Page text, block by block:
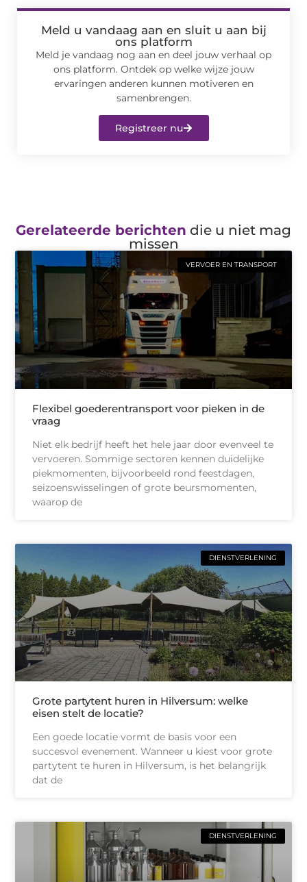
Meld u vandaag aan en sluit u aan bij
ons platform
Meld je vandaag nog aan en deel jouw verhaal op
ons platform. Ontdek op welke wijze jouw
ervaringen anderen kunnen motiveren en
samenbrengen.
Registreer nu
Gerelateerde berichten die u niet mag
missen
VERVOER EN TRANSPORT
Flexibel goederentransport voor pieken in de
vraag
Niet elk bedrijf heeft het hele jaar door evenveel te
vervoeren. Sommige sectoren kennen duidelijke
piekmomenten, bijvoorbeeld rond feestdagen,
seizoenswisselingen of grote beursmomenten,
waarop de
DIENSTVERLENING
Grote partytent huren in Hilversum: welke
eisen stelt de locatie?
Een goede locatie vormt de basis voor een
succesvol evenement. Wanneer u kiest voor grote
partytent te huren in Hilversum, is het belangrijk
dat de
DIENSTVERLENING